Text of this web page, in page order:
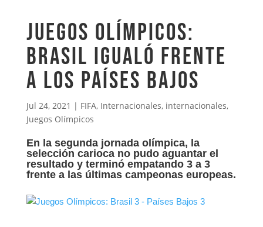
Juegos Olímpicos:
Brasil igualó frente
a los Países Bajos
Jul 24, 2021 | FIFA, Internacionales, internacionales,
Juegos Olímpicos
En la segunda jornada olímpica, la
selección carioca no pudo aguantar el
resultado y terminó empatando 3 a 3
frente a las últimas campeonas europeas.